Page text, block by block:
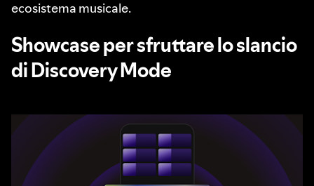
ecosistema musicale.
Showcase per sfruttare lo slancio
di Discovery Mode